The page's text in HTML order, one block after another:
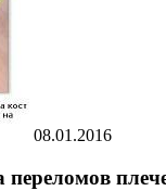
08.01.2016
переломов